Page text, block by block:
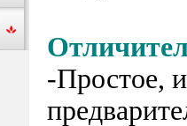
-Простое,